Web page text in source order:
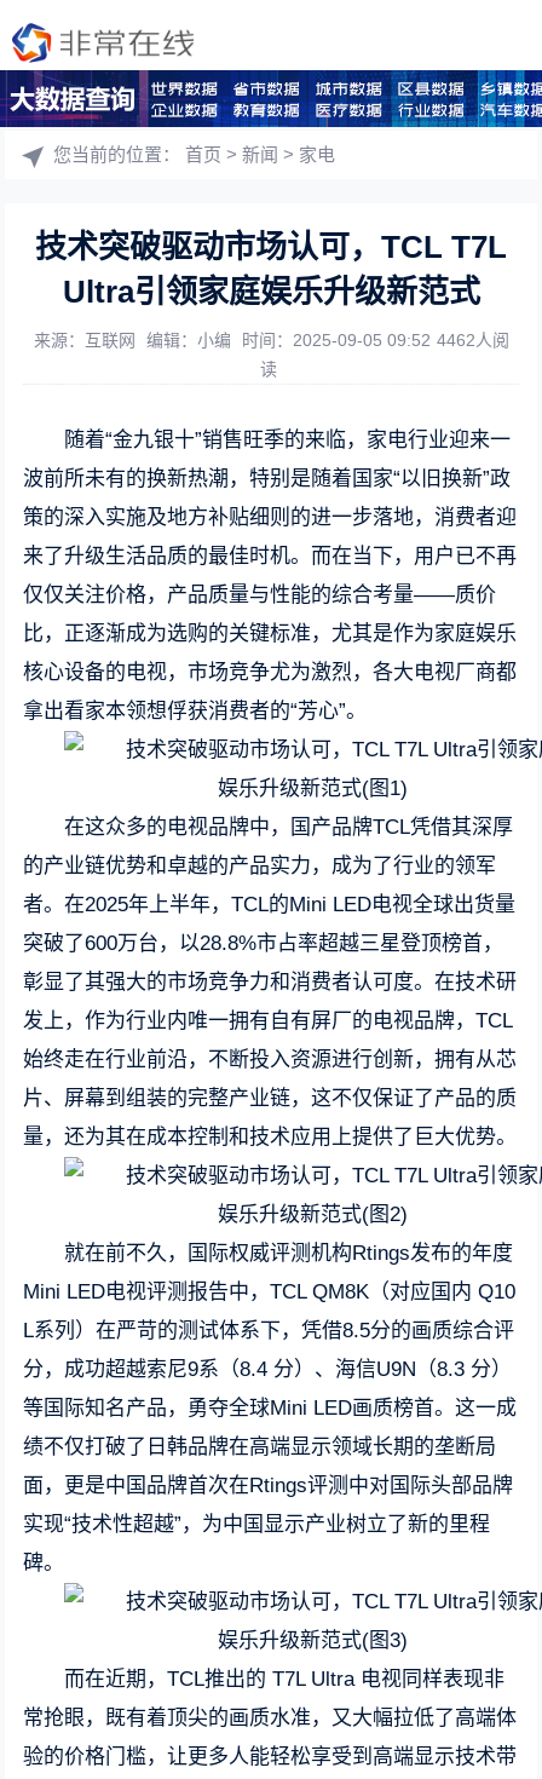
您当前的位置：首页 >新闻 > 家电
技术突破驱动市场认可，TCL T7L
Ultra引领家庭娱乐升级新范式
来源：互联网 编辑：小编 时间：2025-09-05 09:52 4462人阅
读
随着“金九银十”销售旺季的来临，家电行业迎来一
波前所未有的换新热潮，特别是随着国家“以旧换新”政
策的深入实施及地方补贴细则的进一步落地，消费者迎
来了升级生活品质的最佳时机。而在当下，用户已不再
仅仅关注价格，产品质量与性能的综合考量——质价
比，正逐渐成为选购的关键标准，尤其是作为家庭娱乐
核心设备的电视，市场竞争尤为激烈，各大电视厂商都
拿出看家本领想俘获消费者的“芳心”。
在这众多的电视品牌中，国产品牌TCL凭借其深厚
的产业链优势和卓越的产品实力，成为了行业的领军
者。在2025年上半年，TCL的Mini LED电视全球出货量
突破了600万台，以28.8%市占率超越三星登顶榜首，
彰显了其强大的市场竞争力和消费者认可度。在技术研
发上，作为行业内唯一拥有自有屏厂的电视品牌，TCL
始终走在行业前沿，不断投入资源进行创新，拥有从芯
片、屏幕到组装的完整产业链，这不仅保证了产品的质
量，还为其在成本控制和技术应用上提供了巨大优势。
就在前不久，国际权威评测机构Rtings发布的年度
Mini LED电视评测报告中，TCL QM8K（对应国内 Q10
L系列）在严苛的测试体系下，凭借8.5分的画质综合评
分，成功超越索尼9系（8.4 分）、海信U9N（8.3 分）
等国际知名产品，勇夺全球Mini LED画质榜首。这一成
绩不仅打破了日韩品牌在高端显示领域长期的垄断局
面，更是中国品牌首次在Rtings评测中对国际头部品牌
实现“技术性超越”，为中国显示产业树立了新的里程
碑。
而在近期，TCL推出的 T7L Ultra 电视同样表现非
常抢眼，既有着顶尖的画质水准，又大幅拉低了高端体
验的价格门槛，让更多人能轻松享受到高端显示技术带